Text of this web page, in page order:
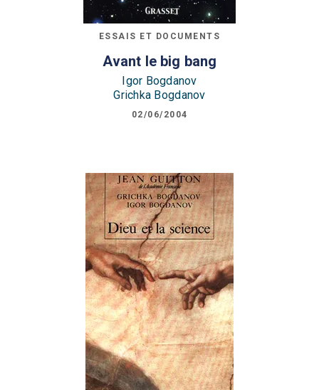
ESSAIS ET DOCUMENTS
Avant le big bang
Igor Bogdanov
Grichka Bogdanov
02/06/2004